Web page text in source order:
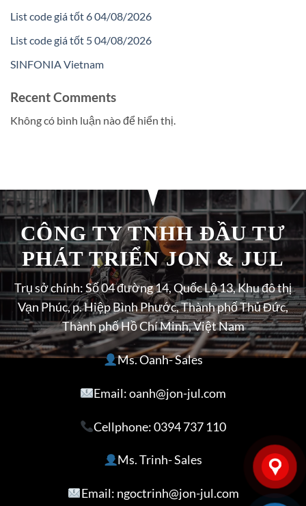
List code giá tốt 6 04/08/2026
List code giá tốt 5 04/08/2026
SINFONIA Vietnam
Recent Comments
Không có bình luận nào để hiển thị.
CÔNG TY TNHH ĐẦU TƯ
PHÁT TRIỂN JON & JUL
Trụ sở chính: Số 04 đường 14, Quốc Lộ 13, Khu đô thị
Vạn Phúc, p. Hiệp Bình Phước, Thành phố Thủ Đức,
Thành phố Hồ Chí Minh, Việt Nam
Ms. Oanh- Sales
Email: oanh@jon-jul.com
Cellphone:0394 737 110
Ms. Trinh- Sales
Email: ngoctrinh@jon-jul.com